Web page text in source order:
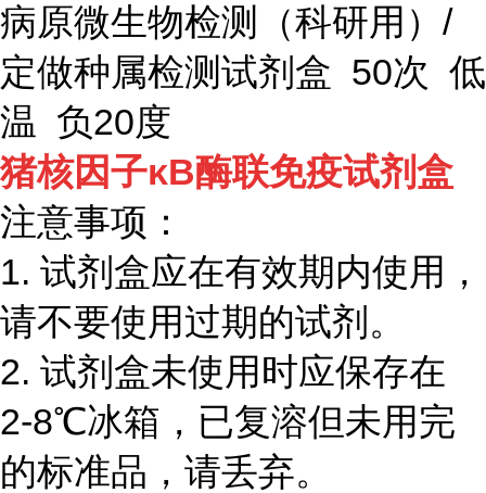
病原微生物检测（科研用）/
定做种属检测试剂盒 50次 低
温 负20度
猪核因子κB酶联免疫试剂盒
注意事项：
1. 试剂盒应在有效期内使用，
请不要使用过期的试剂。
2. 试剂盒未使用时应保存在
2-8℃冰箱，已复溶但未用完
的标准品，请丢弃。